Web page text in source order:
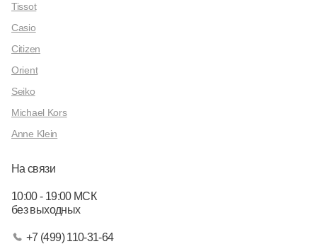
Tissot
Casio
Citizen
Orient
Seiko
Michael Kors
Anne Klein
На связи
10:00 - 19:00 МСК
без выходных
+7 (499) 110-31-64